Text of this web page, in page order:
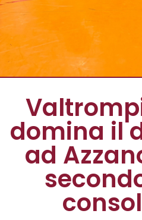
domina il
ad